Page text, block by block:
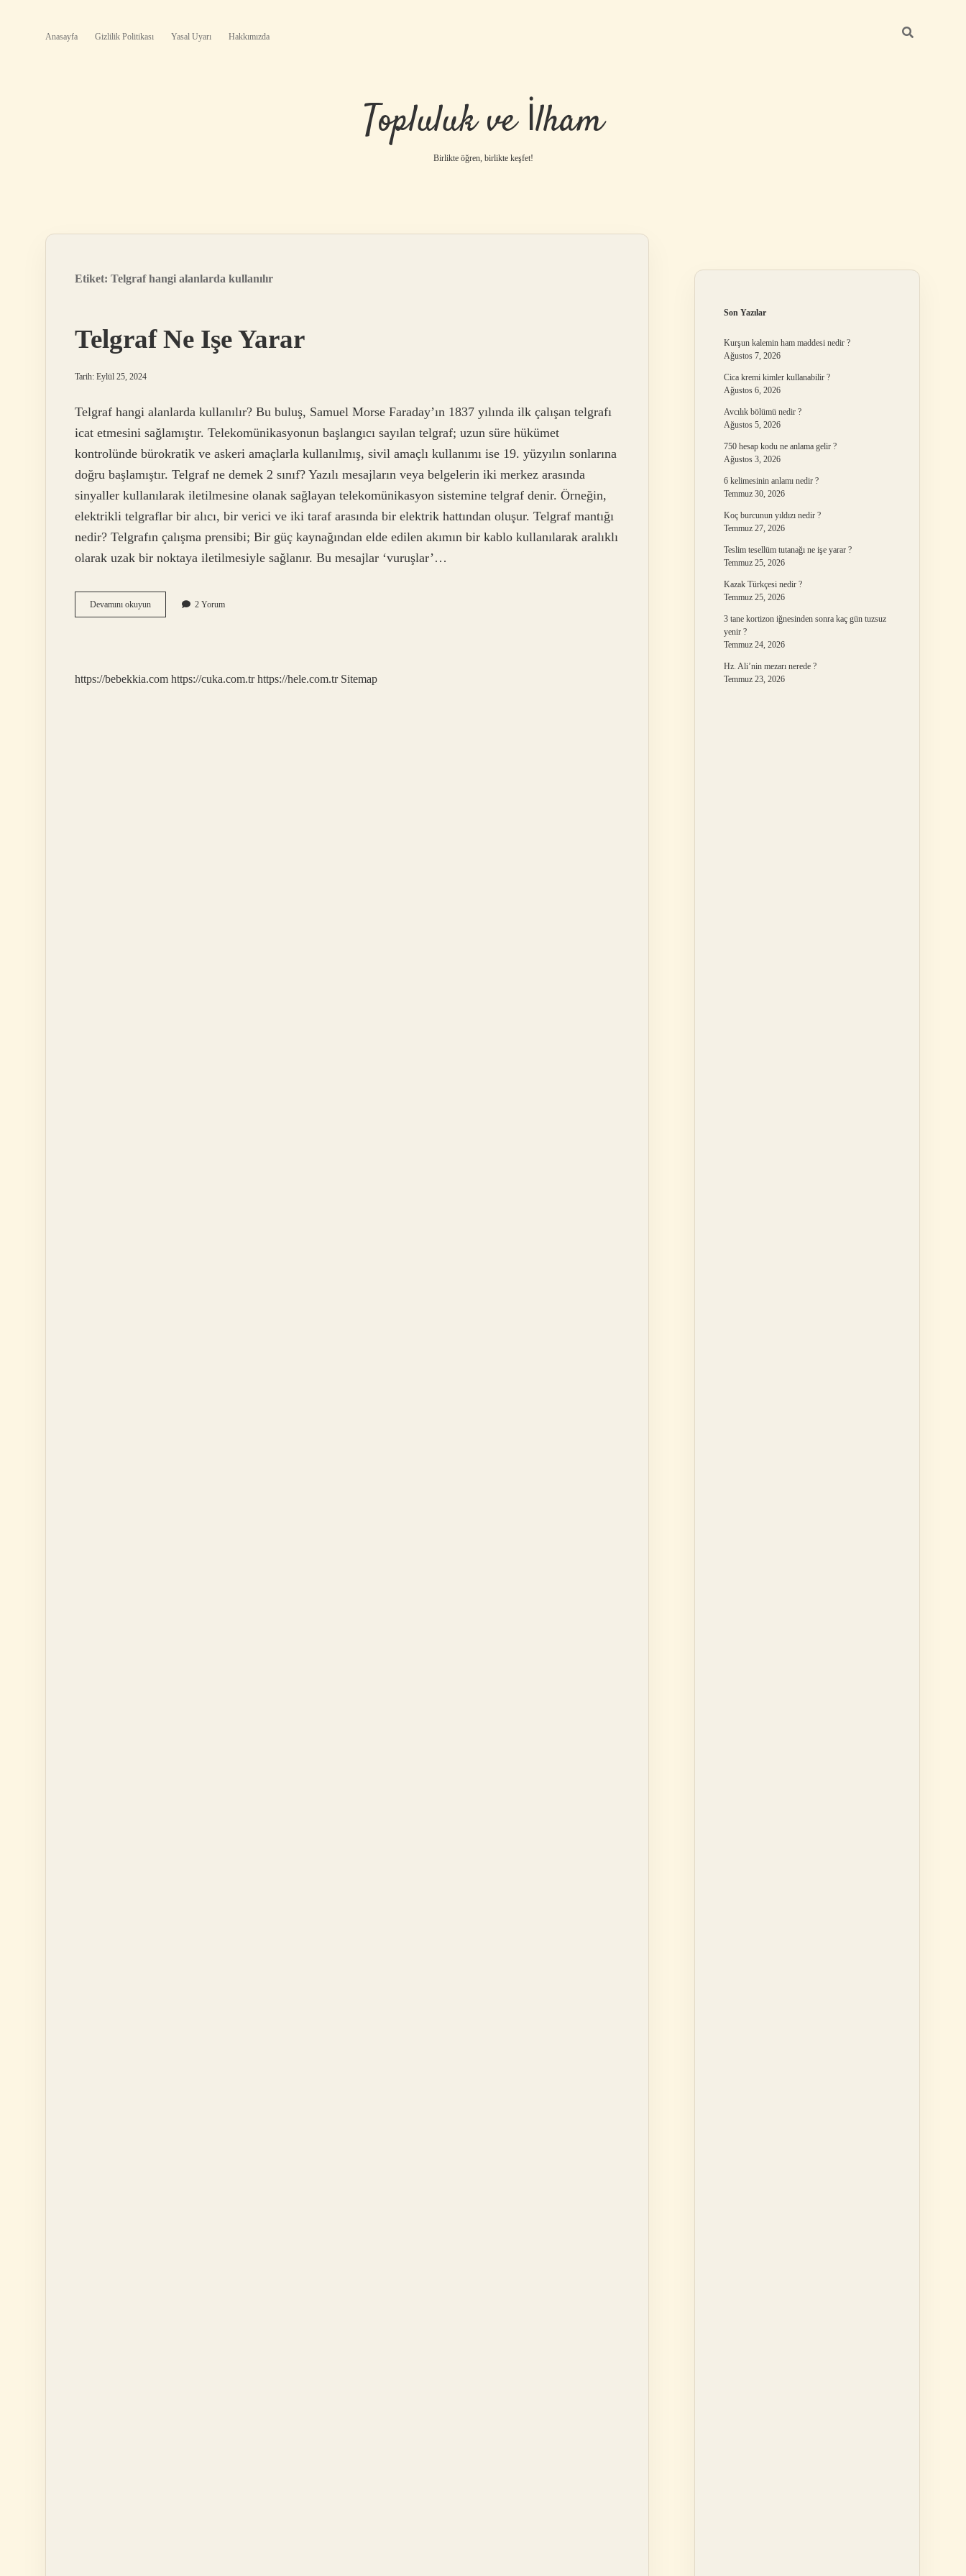
Anasayfa Gizlilik Politikası Yasal Uyarı Hakkımızda
Topluluk ve İlham
Birlikte öğren, birlikte keşfet!
Etiket: Telgraf hangi alanlarda kullanılır
Telgraf Ne Işe Yarar
Tarih: Eylül 25, 2024
Telgraf hangi alanlarda kullanılır? Bu buluş, Samuel Morse Faraday’ın 1837 yılında ilk çalışan telgrafı
icat etmesini sağlamıştır. Telekomünikasyonun başlangıcı sayılan telgraf; uzun süre hükümet
kontrolünde bürokratik ve askeri amaçlarla kullanılmış, sivil amaçlı kullanımı ise 19. yüzyılın sonlarına
doğru başlamıştır. Telgraf ne demek 2 sınıf? Yazılı mesajların veya belgelerin iki merkez arasında
sinyaller kullanılarak iletilmesine olanak sağlayan telekomünikasyon sistemine telgraf denir. Örneğin,
elektrikli telgraflar bir alıcı, bir verici ve iki taraf arasında bir elektrik hattından oluşur. Telgraf mantığı
nedir? Telgrafın çalışma prensibi; Bir güç kaynağından elde edilen akımın bir kablo kullanılarak aralıklı
olarak uzak bir noktaya iletilmesiyle sağlanır. Bu mesajlar ‘vuruşlar’…
Devamını okuyunTelgraf
Ne
2 Yorum
https://bebekkia.com https://cuka.com.tr https://hele.com.tr Sitemap
Son Yazılar
Kurşun kalemin ham maddesi nedir ?
Ağustos 7, 2026
Cica kremi kimler kullanabilir ?
Ağustos 6, 2026
Avcılık bölümü nedir ?
Ağustos 5, 2026
750 hesap kodu ne anlama gelir ?
Ağustos 3, 2026
6 kelimesinin anlamı nedir ?
Temmuz 30, 2026
Koç burcunun yıldızı nedir ?
Temmuz 27, 2026
Teslim tesellüm tutanağı ne işe yarar ?
Temmuz 25, 2026
Kazak Türkçesi nedir ?
Temmuz 25, 2026
3 tane kortizon iğnesinden sonra kaç gün tuzsuz
yenir ?
Temmuz 24, 2026
Hz. Ali’nin mezarı nerede ?
Temmuz 23, 2026